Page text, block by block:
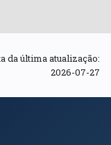
da última atualização:
2026-07-27